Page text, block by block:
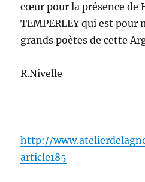
cœur pour la présence de
TEMPERLEY qui est pour
grands poètes de cette
R.Nivelle
http://
article185